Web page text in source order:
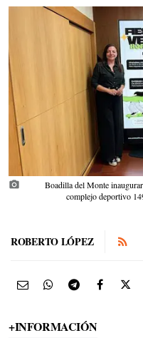
photo_camera
Boadilla del Monte
complejo deportivo
ROBERTO LÓPEZ
+INFORMACIÓN